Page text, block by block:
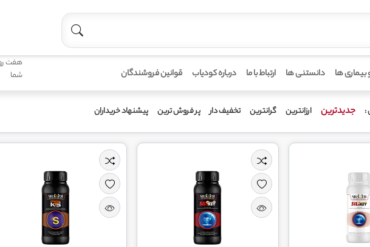
بیماری ها دانستنی ها ارتباط با ما درباره کودیاب قوانین فروشندگان
شما
: جدیدترین ارزانترین گرانترین تخفیف دار پر فروش ترین پیشنهاد خریداران